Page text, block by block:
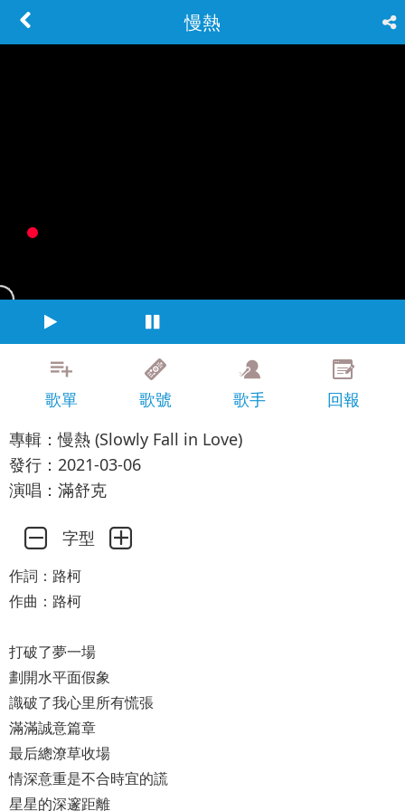
慢熱
歌單 歌號 歌手
回報
專輯：慢熱 (Slowly Fall in Love)
發行：2021-03-06
演唱：滿舒克
字型
作詞：路柯
作曲：路柯
打破了夢一場
劃開水平面假象
識破了我心里所有慌張
滿滿誠意篇章
最后總潦草收場
情深意重是不合時宜的謊
星星的深邃距離